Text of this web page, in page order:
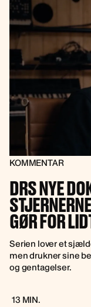
KOMMENTAR
DRS NYE
GØR FOR
Serien lover et
men drukner sine
og gentagelser.
13 MIN.